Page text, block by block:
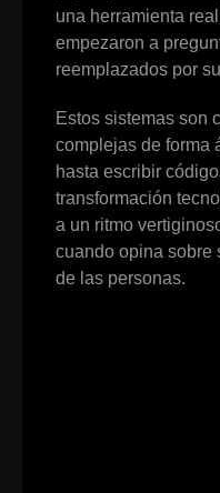
una herramienta
empezaron a
reemplazados por
Estos sistemas son
complejas de forma
hasta escribir
transformación
a un ritmo
cuando opina sobre
de las personas.